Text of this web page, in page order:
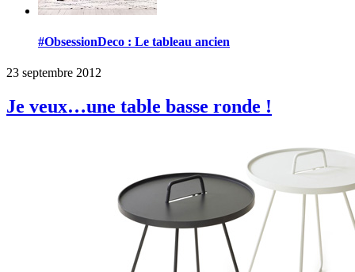
#ObsessionDeco : Le tableau ancien
23 septembre 2012
Je veux…une table basse ronde !